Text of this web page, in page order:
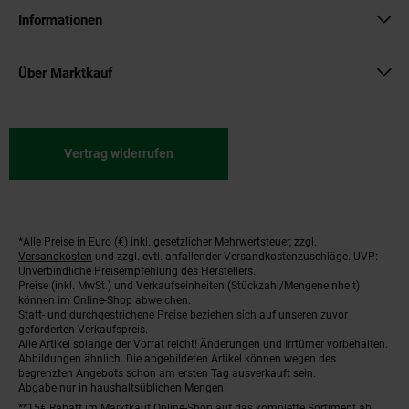
Informationen
Über Marktkauf
Vertrag widerrufen
Fußnoten
*Alle Preise in Euro (€) inkl. gesetzlicher Mehrwertsteuer, zzgl.
Versandkosten und zzgl. evtl. anfallender Versandkostenzuschläge. UVP:
Unverbindliche Preisempfehlung des Herstellers.
Preise (inkl. MwSt.) und Verkaufseinheiten (Stückzahl/Mengeneinheit)
können im Online-Shop abweichen.
Statt- und durchgestrichene Preise beziehen sich auf unseren zuvor
geforderten Verkaufspreis.
Alle Artikel solange der Vorrat reicht! Änderungen und Irrtümer vorbehalten.
Abbildungen ähnlich. Die abgebildeten Artikel können wegen des
begrenzten Angebots schon am ersten Tag ausverkauft sein.
Abgabe nur in haushaltsüblichen Mengen!